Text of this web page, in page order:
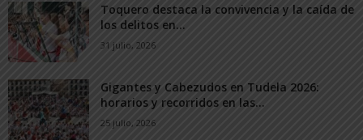
Toquero destaca la convivencia y la caída de
los delitos en...
31 julio, 2026
Gigantes y Cabezudos en Tudela 2026:
horarios y recorridos en las...
25 julio, 2026